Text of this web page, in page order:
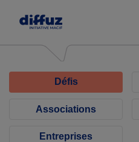
Défis
Associations
Entreprises